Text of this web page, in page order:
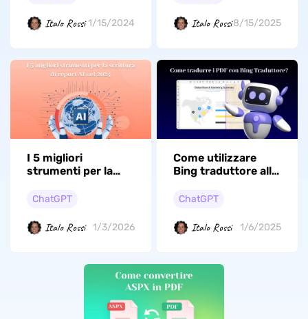
Italo Rossi 1/15/2024 Italo Rossi8/15/2025
I 5 migliori
strumenti per la
AI nel 2026
ChatGPT
Italo Rossi 1/3/2026
Come utilizzare
Bing traduttore alla
ChatGPT
Italo Rossi 1/6/2025